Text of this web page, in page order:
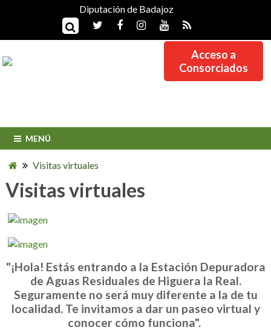
Diputación de Badajoz
Acceso a
Consorciados
MENÚ
Visitas virtuales
Visitas virtuales
"¡Hola! Estás entrando a la Estación Depuradora
de Aguas Residuales de Higuera la Real.
Seguramente no será muy diferente a la de tu
localidad. Te invitamos a dar un paseo virtual y
conocer cómo funciona".